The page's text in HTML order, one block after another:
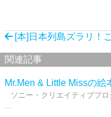
[本]日本列島ズラリ！
関連記事
Mr.Men & Little Missの絵
ソニー・クリエイティブプ